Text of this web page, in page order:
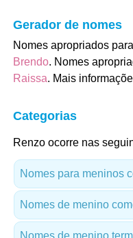
Gerador de nomes
Nomes apropriados
Brendo. Nomes
Raissa. Mais
Categorias
Renzo ocorre nas
Nomes para meninos
Nomes de menino
Nomes de menino